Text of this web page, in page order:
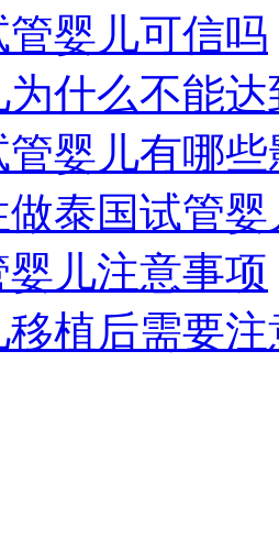
婴儿可信吗
什么不能达
管婴儿有哪
泰国试管
儿注意事项
植后需要